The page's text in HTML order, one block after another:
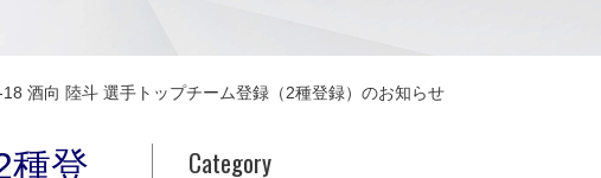
酒向 陸斗 選手トップチーム登録（2種登録）のお知らせ
種登
Category